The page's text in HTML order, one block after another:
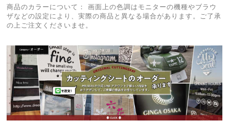
商品のカラーについて： 画面上の色調はモニターの機種やブラウ
ザなどの設定により、実際の商品と異なる場合があります。ご了承
の上ご注文くださいませ。